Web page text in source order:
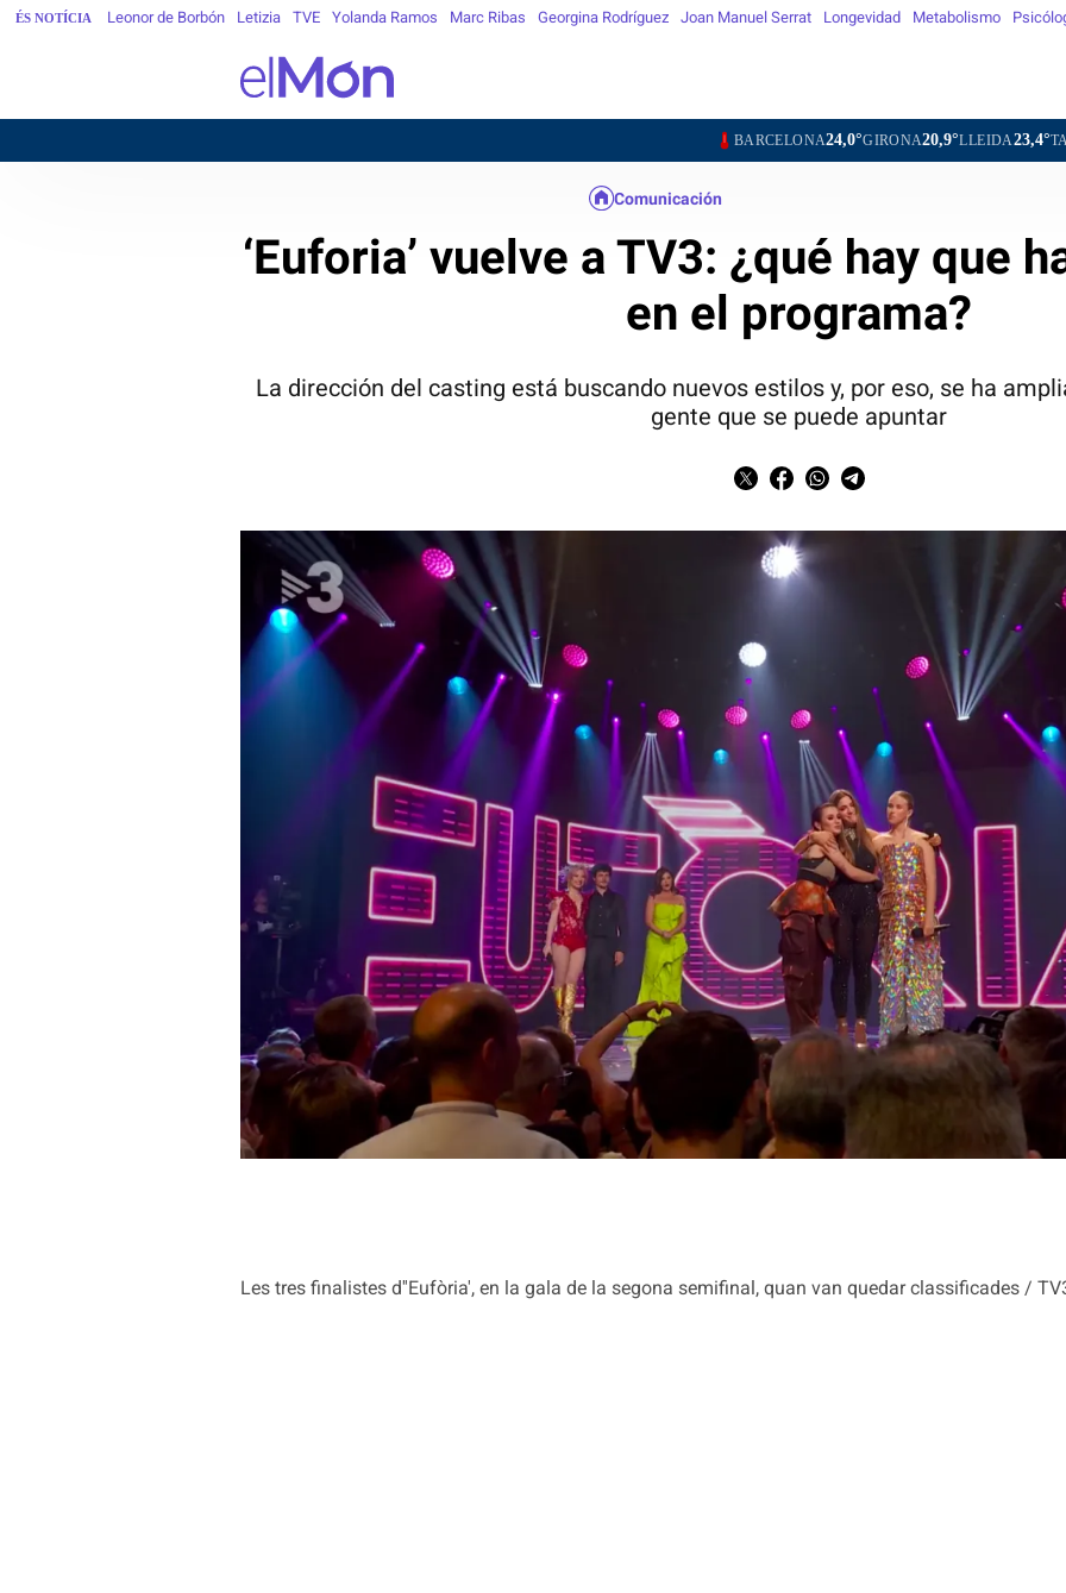
ÉS NOTÍCIA Leonor de Borbón Letizia TVE Yolanda Ramos Marc Ribas Georgina Rodríguez Joan Manuel Serrat Longevidad Metabolismo
24,0°GIRONA20,9°LLEIDA23,4°TARRAGONA
Les tres finalistes d''Eufòria', en la gala de la segona semifinal, quan van quedar classificades /
Comunicación
‘Euforia’ vuelve a TV3: ¿qué hay que
en el programa?
La dirección del casting está buscando nuevos estilos y, por eso, se ha
gente que se puede apuntar